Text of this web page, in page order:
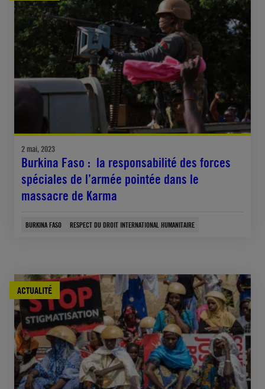
2 mai, 2023
Burkina Faso : la responsabilité des forces
spéciales de l’armée pointée dans le
massacre de Karma
BURKINA FASO RESPECT DU DROIT INTERNATIONAL HUMANITAIRE
ACTUALITÉ